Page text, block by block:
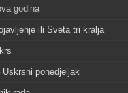
godina
ili Sveta tri kralja
ponedjeljak